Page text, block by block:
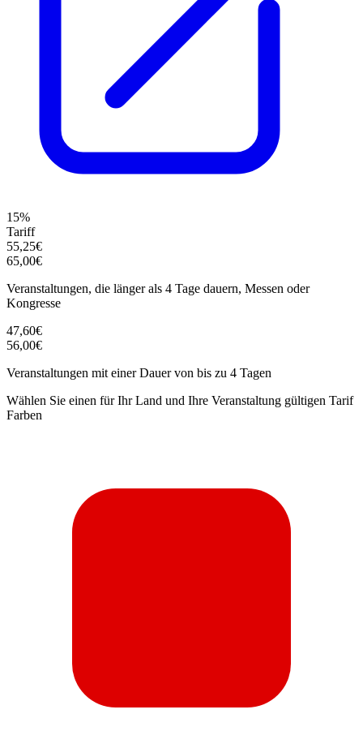
15%
Tariff
55,25€
65,00€
Veranstaltungen, die länger als 4 Tage dauern, Messen oder
Kongresse
47,60€
56,00€
Veranstaltungen mit einer Dauer von bis zu 4 Tagen
Wählen Sie einen für Ihr Land und Ihre Veranstaltung gültigen Tarif
Farben